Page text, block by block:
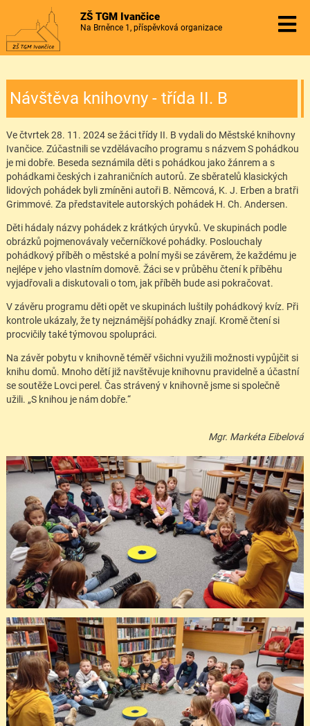
ZŠ TGM Ivančice
Na Brněnce 1, příspěvková organizace
Návštěva knihovny - třída II. B
Ve čtvrtek 28. 11. 2024 se žáci třídy II. B vydali do Městské knihovny
Ivančice. Zúčastnili se vzdělávacího programu s názvem S pohádkou
je mi dobře. Beseda seznámila děti s pohádkou jako žánrem a s
pohádkami českých i zahraničních autorů. Ze sběratelů klasických
lidových pohádek byli zmíněni autoři B. Němcová, K. J. Erben a bratři
Grimmové. Za představitele autorských pohádek H. Ch. Andersen.
Děti hádaly názvy pohádek z krátkých úryvků. Ve skupinách podle
obrázků pojmenovávaly večerníčkové pohádky. Poslouchaly
pohádkový příběh o městské a polní myši se závěrem, že každému je
nejlépe v jeho vlastním domově. Žáci se v průběhu čtení k příběhu
vyjadřovali a diskutovali o tom, jak příběh bude asi pokračovat.
V závěru programu děti opět ve skupinách luštily pohádkový kvíz. Při
kontrole ukázaly, že ty nejznámější pohádky znají. Kromě čtení si
procvičily také týmovou spolupráci.
Na závěr pobytu v knihovně téměř všichni využili možnosti vypůjčit si
knihu domů. Mnoho dětí již navštěvuje knihovnu pravidelně a účastní
se soutěže Lovci perel. Čas strávený v knihovně jsme si společně
užili. „S knihou je nám dobře.“
Mgr. Markéta Eibelová